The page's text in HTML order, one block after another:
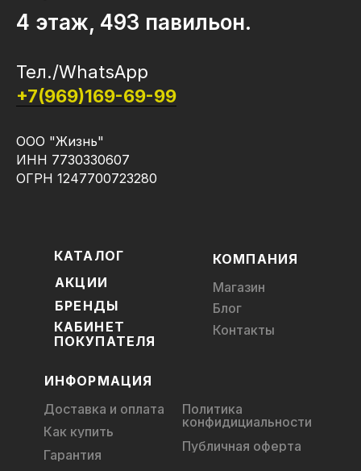
4 этаж, 493 павильон.
Тел./WhatsApp
+7(969)169-69-99
ООО "Жизнь"
ИНН 7730330607
ОГРН 1247700723280
КАТАЛОГ
КАБИНЕТ
ПОКУПАТЕЛЯ
БРЕНДЫ
АКЦИИ
Магазин
Блог
Контакты
КОМПАНИЯ
ИНФОРМАЦИЯ
Доставка и оплата
Как купить
Политика
конфидициальности
Публичная оферта
Гарантия